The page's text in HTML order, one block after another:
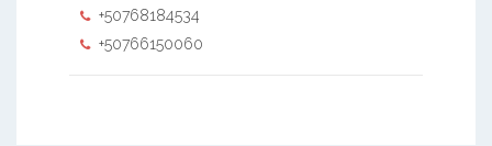
+50768184534
+50766150060